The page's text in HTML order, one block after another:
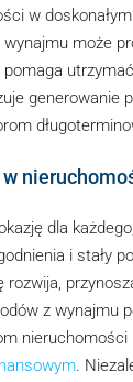
w
może
generowanie
dla
i stały
z wynajmu
.